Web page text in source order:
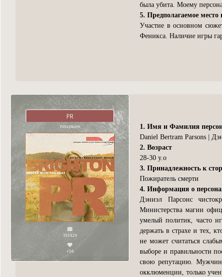
была убита. Моему
5. Предполагаемое место
Участие в основном
Феникса. Наличие игры
PR
пиарщик
143429
+34
1. Имя и Фамилия
Daniel Bertram Parsons |
2. Возраст
28-30 y.o
3. Принадлежность к
Пожиратель смерти
4. Информация о
Дэниэл Парсонс
Министерства магии
умелый политик, часто
держать в страхе и тех,
не может считаться
выборе и правильности
свою репутацию.
окклюменции, только